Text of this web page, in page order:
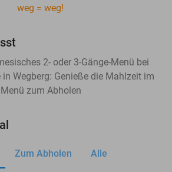
weg = weg!
2- oder 3-Gänge-Menü bei
Wegberg: Genieße die Mahlzeit im
zum Abholen
Zum Abholen Alle